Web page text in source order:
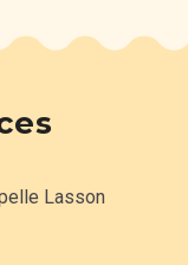
Lasson